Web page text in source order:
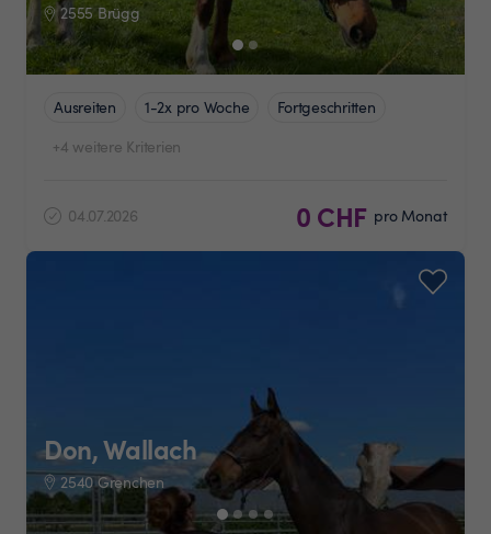
2555 Brügg
Ausreiten 1-2x pro Woche
Fortgeschritten
+4 weitere Kriterien
04.07.2026 0 CHF pro Monat
Don, Wallach
2540 Grenchen